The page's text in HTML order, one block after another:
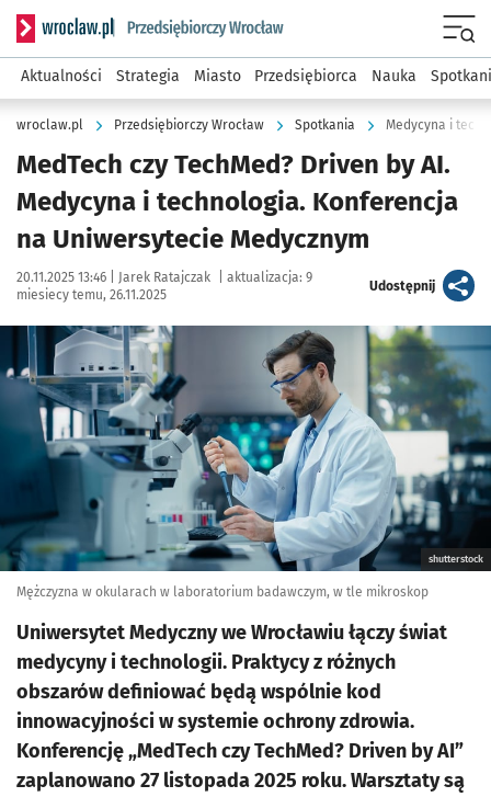
Serwis informacyjny wroclaw.pl podserwis: Strategia
Aktualności Strategia Miasto Przedsiębiorca Nauka
wroclaw.pl Przedsiębiorczy Wrocław Spotkania Medycyna i
MedTech czy TechMed? Driven by AI.
Medycyna i technologia. Konferencja
na Uniwersytecie Medycznym
Data publikacji:
20.11.2025 13:46 | Autor:
Jarek Ratajczak aktualizacja: 9
miesiecy temu, 26.11.2025
Udostępnijartykuł
Kliknij, aby powiększyć
shutterstock
Mężczyzna w okularach w laboratorium badawczym, w tle mikroskop
Uniwersytet Medyczny we Wrocławiu łączy świat
medycyny i technologii. Praktycy z różnych
obszarów definiować będą wspólnie kod
innowacyjności w systemie ochrony zdrowia.
Konferencję „MedTech czy TechMed? Driven by AI”
zaplanowano 27 listopada 2025 roku. Warsztaty są